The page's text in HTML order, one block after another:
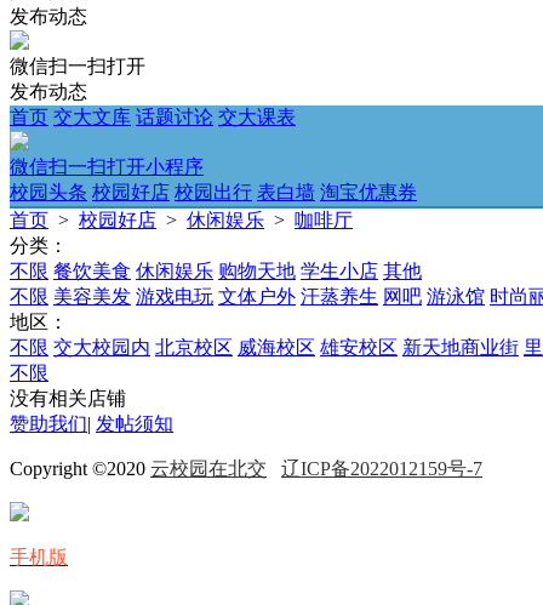
发布动态
微信扫一扫打开
发布动态
首页 交大文库 话题讨论 交大课表
微信扫一扫打开小程序
校园头条 校园好店 校园出行 表白墙 淘宝优惠券
首页 > 校园好店 > 休闲娱乐 > 咖啡厅
分类：
不限 餐饮美食 休闲娱乐 购物天地 学生小店 其他
不限 美容美发 游戏电玩 文体户外 汗蒸养生 网吧 游泳馆 时尚
地区：
不限 交大校园内 北京校区 威海校区 雄安校区 新天地商业街
不限
没有相关店铺
赞助我们| 发帖须知
Copyright ©2020 云校园在北交 辽ICP备2022012159号-7
手机版